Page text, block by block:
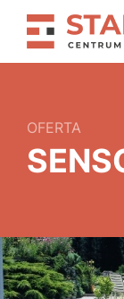
OFERTA